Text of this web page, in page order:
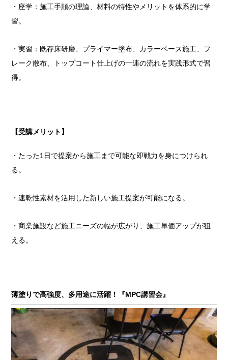
・座学：施工手順の理論、材料の特性やメリットを体系的に学
習。
・実習：既存床研磨、プライマー塗布、カラーベース施工、フ
レーク散布、トップコート仕上げの一連の流れを実践形式で習
得。
【受講メリット】
・たった1日で提案から施工まで可能な即戦力を身につけられ
る。
・速乾性素材を活用した新しい施工提案が可能になる。
・商業施設など施工ニーズの幅が広がり、施工単価アップが狙
える。
薄塗りで高強度、多用途に活躍！『MPC講習会』